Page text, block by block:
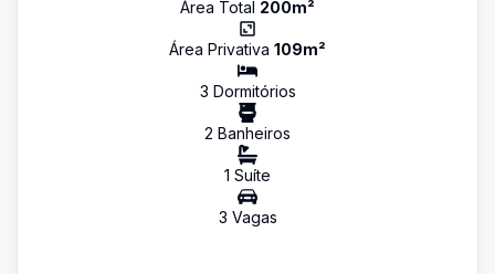
Área Total 200m²
Área Privativa 109m²
3 Dormitórios
2 Banheiros
1 Suíte
3 Vagas